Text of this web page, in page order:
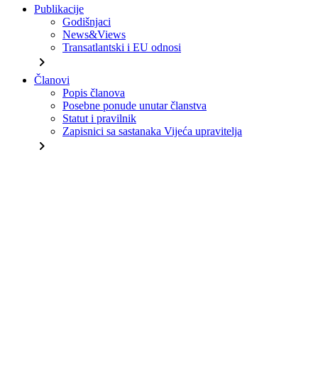
Publikacije
Godišnjaci
News&Views
Transatlantski i EU odnosi
chevron_right
Članovi
Popis članova
Posebne ponude unutar članstva
Statut i pravilnik
Zapisnici sa sastanaka Vijeća upravitelja
chevron_right